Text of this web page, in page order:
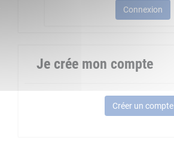
Connexion
Je crée mon compte
Créer un compte